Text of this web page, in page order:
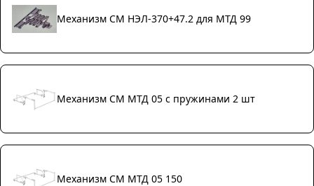
Механизм СМ НЭЛ-370+47.2 для МТД 99
Механизм СМ МТД 05 с пружинами 2 шт
Механизм СМ МТД 05 150